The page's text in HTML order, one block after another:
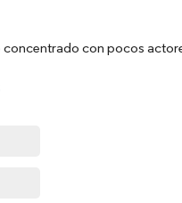
con pocos